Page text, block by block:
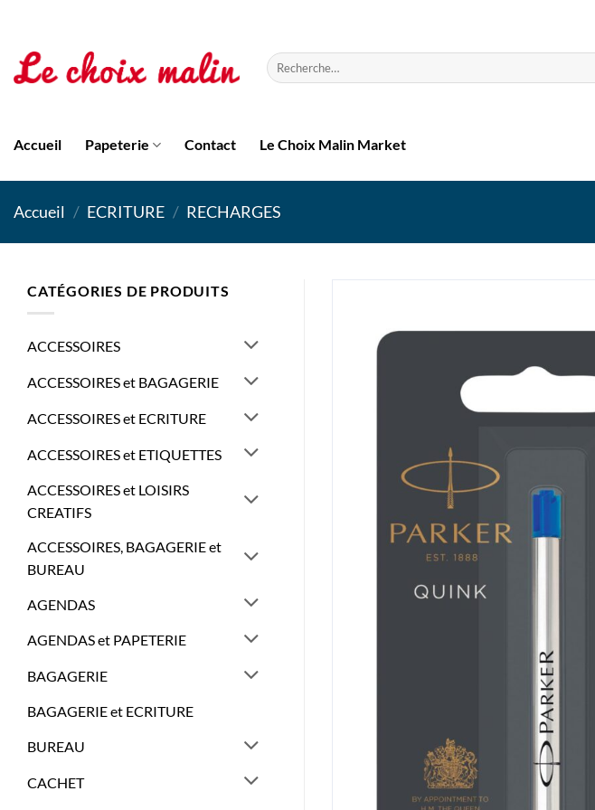
contenu
Recherche
pour :
Accueil Papeterie Contact Le Choix Malin Market
Accueil / ECRITURE / RECHARGES
CATÉGORIES DE PRODUITS
ACCESSOIRES
ACCESSOIRES et BAGAGERIE
ACCESSOIRES et ECRITURE
ACCESSOIRES et ETIQUETTES
ACCESSOIRES et LOISIRS
CREATIFS
ACCESSOIRES, BAGAGERIE et
BUREAU
AGENDAS
AGENDAS et PAPETERIE
BAGAGERIE
BAGAGERIE et ECRITURE
BUREAU
CACHET